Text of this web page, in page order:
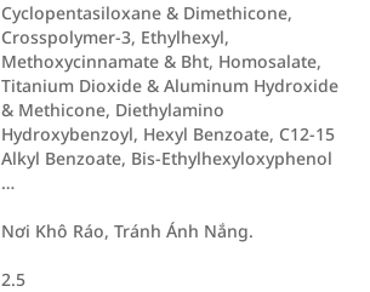
Cyclopentasiloxane & Dimethicone,
Crosspolymer-3, Ethylhexyl,
Methoxycinnamate & Bht, Homosalate,
Titanium Dioxide & Aluminum Hydroxide
& Methicone, Diethylamino
Hydroxybenzoyl, Hexyl Benzoate, C12-15
Alkyl Benzoate, Bis-Ethylhexyloxyphenol
…
Nơi Khô Ráo, Tránh Ánh Nắng.
2.5